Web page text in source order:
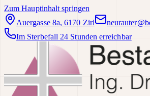
Zum Hauptinhalt springen
Auergasse 8a, 6170 Zirl
Im Sterbefall 24 Stunden erreichbar